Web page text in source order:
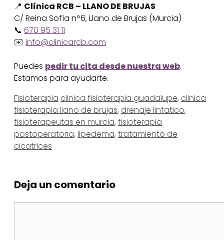
📍 Clínica RCB – LLANO DE BRUJAS
C/ Reina Sofía nº6, Llano de Brujas (Murcia)
📞 670 95 31 11
✉️ info@clinicarcb.com
Puedes pedir tu cita desde nuestra web.
Estamos para ayudarte.
Categorías
Fisioterapia Etiquetas
clinica fisioterapia guadalupe, clinica
fisioterapia llano de brujas, drenaje linfatico,
fisioterapeutas en murcia, fisioterapia
postoperatoria, lipedema, tratamiento de
cicatrices
Deja un comentario